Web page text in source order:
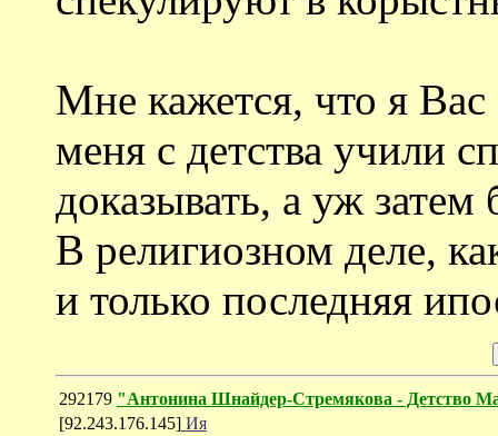
Мне кажется, что я
меня с детства учили
доказывать, а уж затем
В религиозном деле,
и только последняя
292179 "Антонина Шнайдер-Стремякова - Детство
[92.243.176.145] Ия